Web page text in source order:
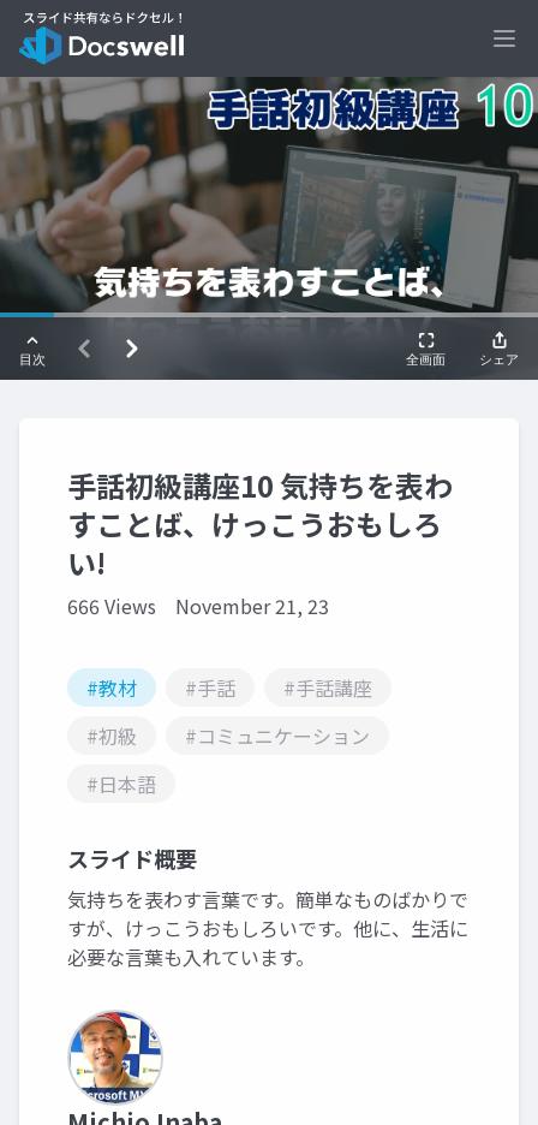
手話初級講座10 気持ちを表わ
すことば、けっこうおもしろ
い!
666 Views November 21, 23
#教材 #手話
#手話講座
#初級
#コミュニケーション
#日本語
スライド概要
気持ちを表わす言葉です。簡単なものばかりで
すが、けっこうおもしろいです。他に、生活に
必要な言葉も入れています。